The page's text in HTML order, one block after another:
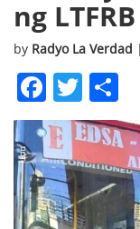
ng LTFRB
by Radyo La Verdad